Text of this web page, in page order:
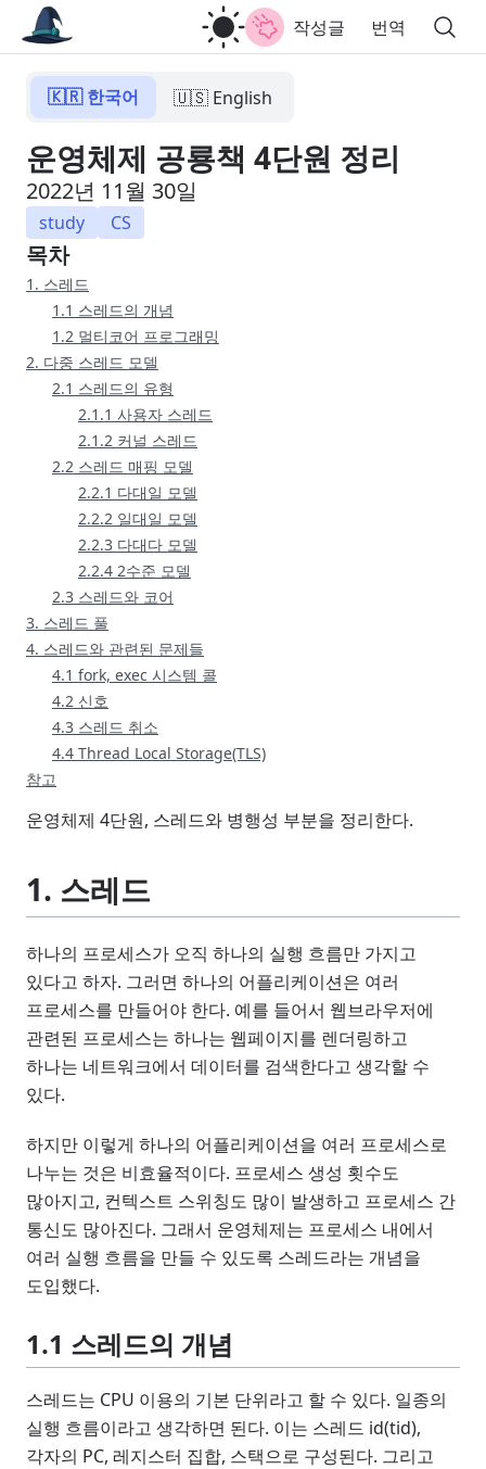
작성글 번역
🇰🇷 한국어 🇺🇸 English
운영체제 공룡책 4단원 정리
2022년 11월 30일
study CS
목차
1. 스레드
1.1 스레드의 개념
1.2 멀티코어 프로그래밍
2. 다중 스레드 모델
2.1 스레드의 유형
2.1.1 사용자 스레드
2.1.2 커널 스레드
2.2 스레드 매핑 모델
2.2.1 다대일 모델
2.2.2 일대일 모델
2.2.3 다대다 모델
2.2.4 2수준 모델
2.3 스레드와 코어
3. 스레드 풀
4. 스레드와 관련된 문제들
4.1 fork, exec 시스템 콜
4.2 신호
4.3 스레드 취소
4.4 Thread Local Storage(TLS)
참고
운영체제 4단원, 스레드와 병행성 부분을 정리한다.
1. 스레드
하나의 프로세스가 오직 하나의 실행 흐름만 가지고
있다고 하자. 그러면 하나의 어플리케이션은 여러
프로세스를 만들어야 한다. 예를 들어서 웹브라우저에
관련된 프로세스는 하나는 웹페이지를 렌더링하고
하나는 네트워크에서 데이터를 검색한다고 생각할 수
있다.
하지만 이렇게 하나의 어플리케이션을 여러 프로세스로
나누는 것은 비효율적이다. 프로세스 생성 횟수도
많아지고, 컨텍스트 스위칭도 많이 발생하고 프로세스 간
통신도 많아진다. 그래서 운영체제는 프로세스 내에서
여러 실행 흐름을 만들 수 있도록 스레드라는 개념을
도입했다.
1.1 스레드의 개념
스레드는 CPU 이용의 기본 단위라고 할 수 있다. 일종의
실행 흐름이라고 생각하면 된다. 이는 스레드 id(tid),
각자의 PC, 레지스터 집합, 스택으로 구성된다. 그리고